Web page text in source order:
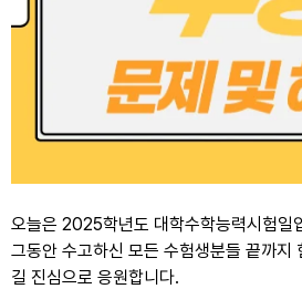
오늘은 2025학년도 대학수학능력시험일
그동안 수고하신 모든 수험생분들 끝까지
길 진심으로 응원합니다.